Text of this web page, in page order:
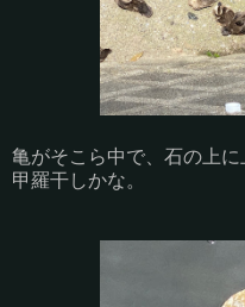
亀がそこら中で、石の上に
甲羅干しかな。